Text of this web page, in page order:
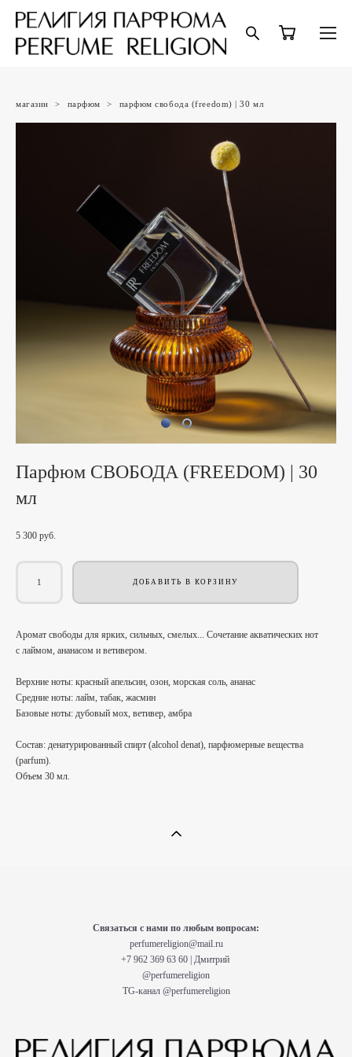
магазин > парфюм > парфюм свобода (freedom) | 30 мл
Парфюм СВОБОДА (FREEDOM) | 30
мл
5 300 pуб.
ДОБАВИТЬ В КОРЗИНУ
Аромат свободы для ярких, сильных, смелых... Сочетание акватических нот
с лаймом, ананасом и ветивером.
Верхние ноты: красный апельсин, озон, морская соль, ананас
Средние ноты: лайм, табак, жасмин
Базовые ноты: дубовый мох, ветивер, амбра
Состав: денатурированный спирт (alcohol denat), парфюмерные вещества
(parfum).
Объем 30 мл.
Связаться с нами по любым вопросам:
perfumereligion@mail.ru
+7 962 369 63 60 | Дмитрий
@perfumereligion
TG-канал @perfumereligion